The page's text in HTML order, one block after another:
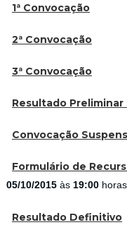
1ª Convocação
2ª Convocação
3ª Convocação
Resultado
Convocação
Formulário de
05/10/2015 às 19:00
Resultado Definitivo